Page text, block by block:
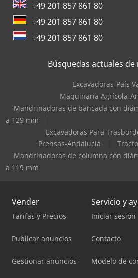
+49 201 857 861 80
+49 201 857 861 80
+49 201 857 861 80
Búsquedas actuales de
Excavadoras-País
Maquinaria Agrícola-
Mandrinadoras de bancada con
a 129 mm
Excavadoras Para
Prensas-Andalucía
Mandrinadoras de columna con
a 119 mm
Vender
Tarifas y Precios
Publicar anuncios
Gestionar anuncios
Servicio y
Iniciar sesión
Contacto
Modelo de